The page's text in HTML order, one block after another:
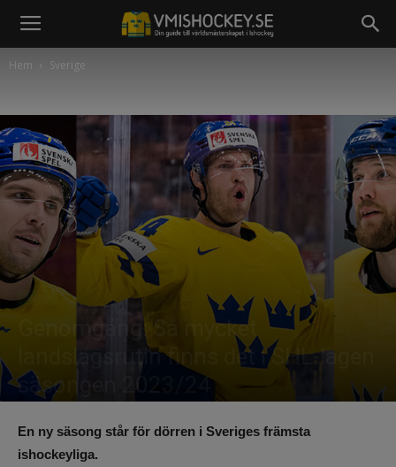
Hem Sverige
Sverige
Genomgång: Så mycket
landslagsrutin finns det i SHL-lagen
säsongen 2023/24
En ny säsong står för dörren i Sveriges främsta
ishockeyliga.